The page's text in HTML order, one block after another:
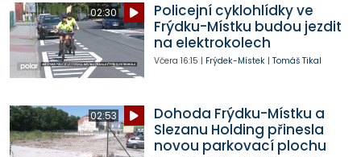
02:30
Policejní cyklohlídky ve
Frýdku-Místku budou jezdit
na elektrokolech
Včera 16:15 | Frýdek-Místek| Tomáš Tikal
02:53
Dohoda Frýdku-Místku a
Slezanu Holding přinesla
novou parkovací plochu